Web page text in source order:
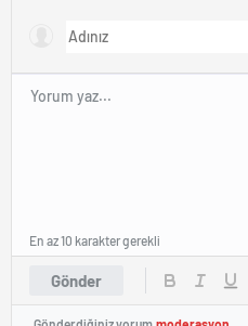
Gönder
En az 10 karakter gerekli